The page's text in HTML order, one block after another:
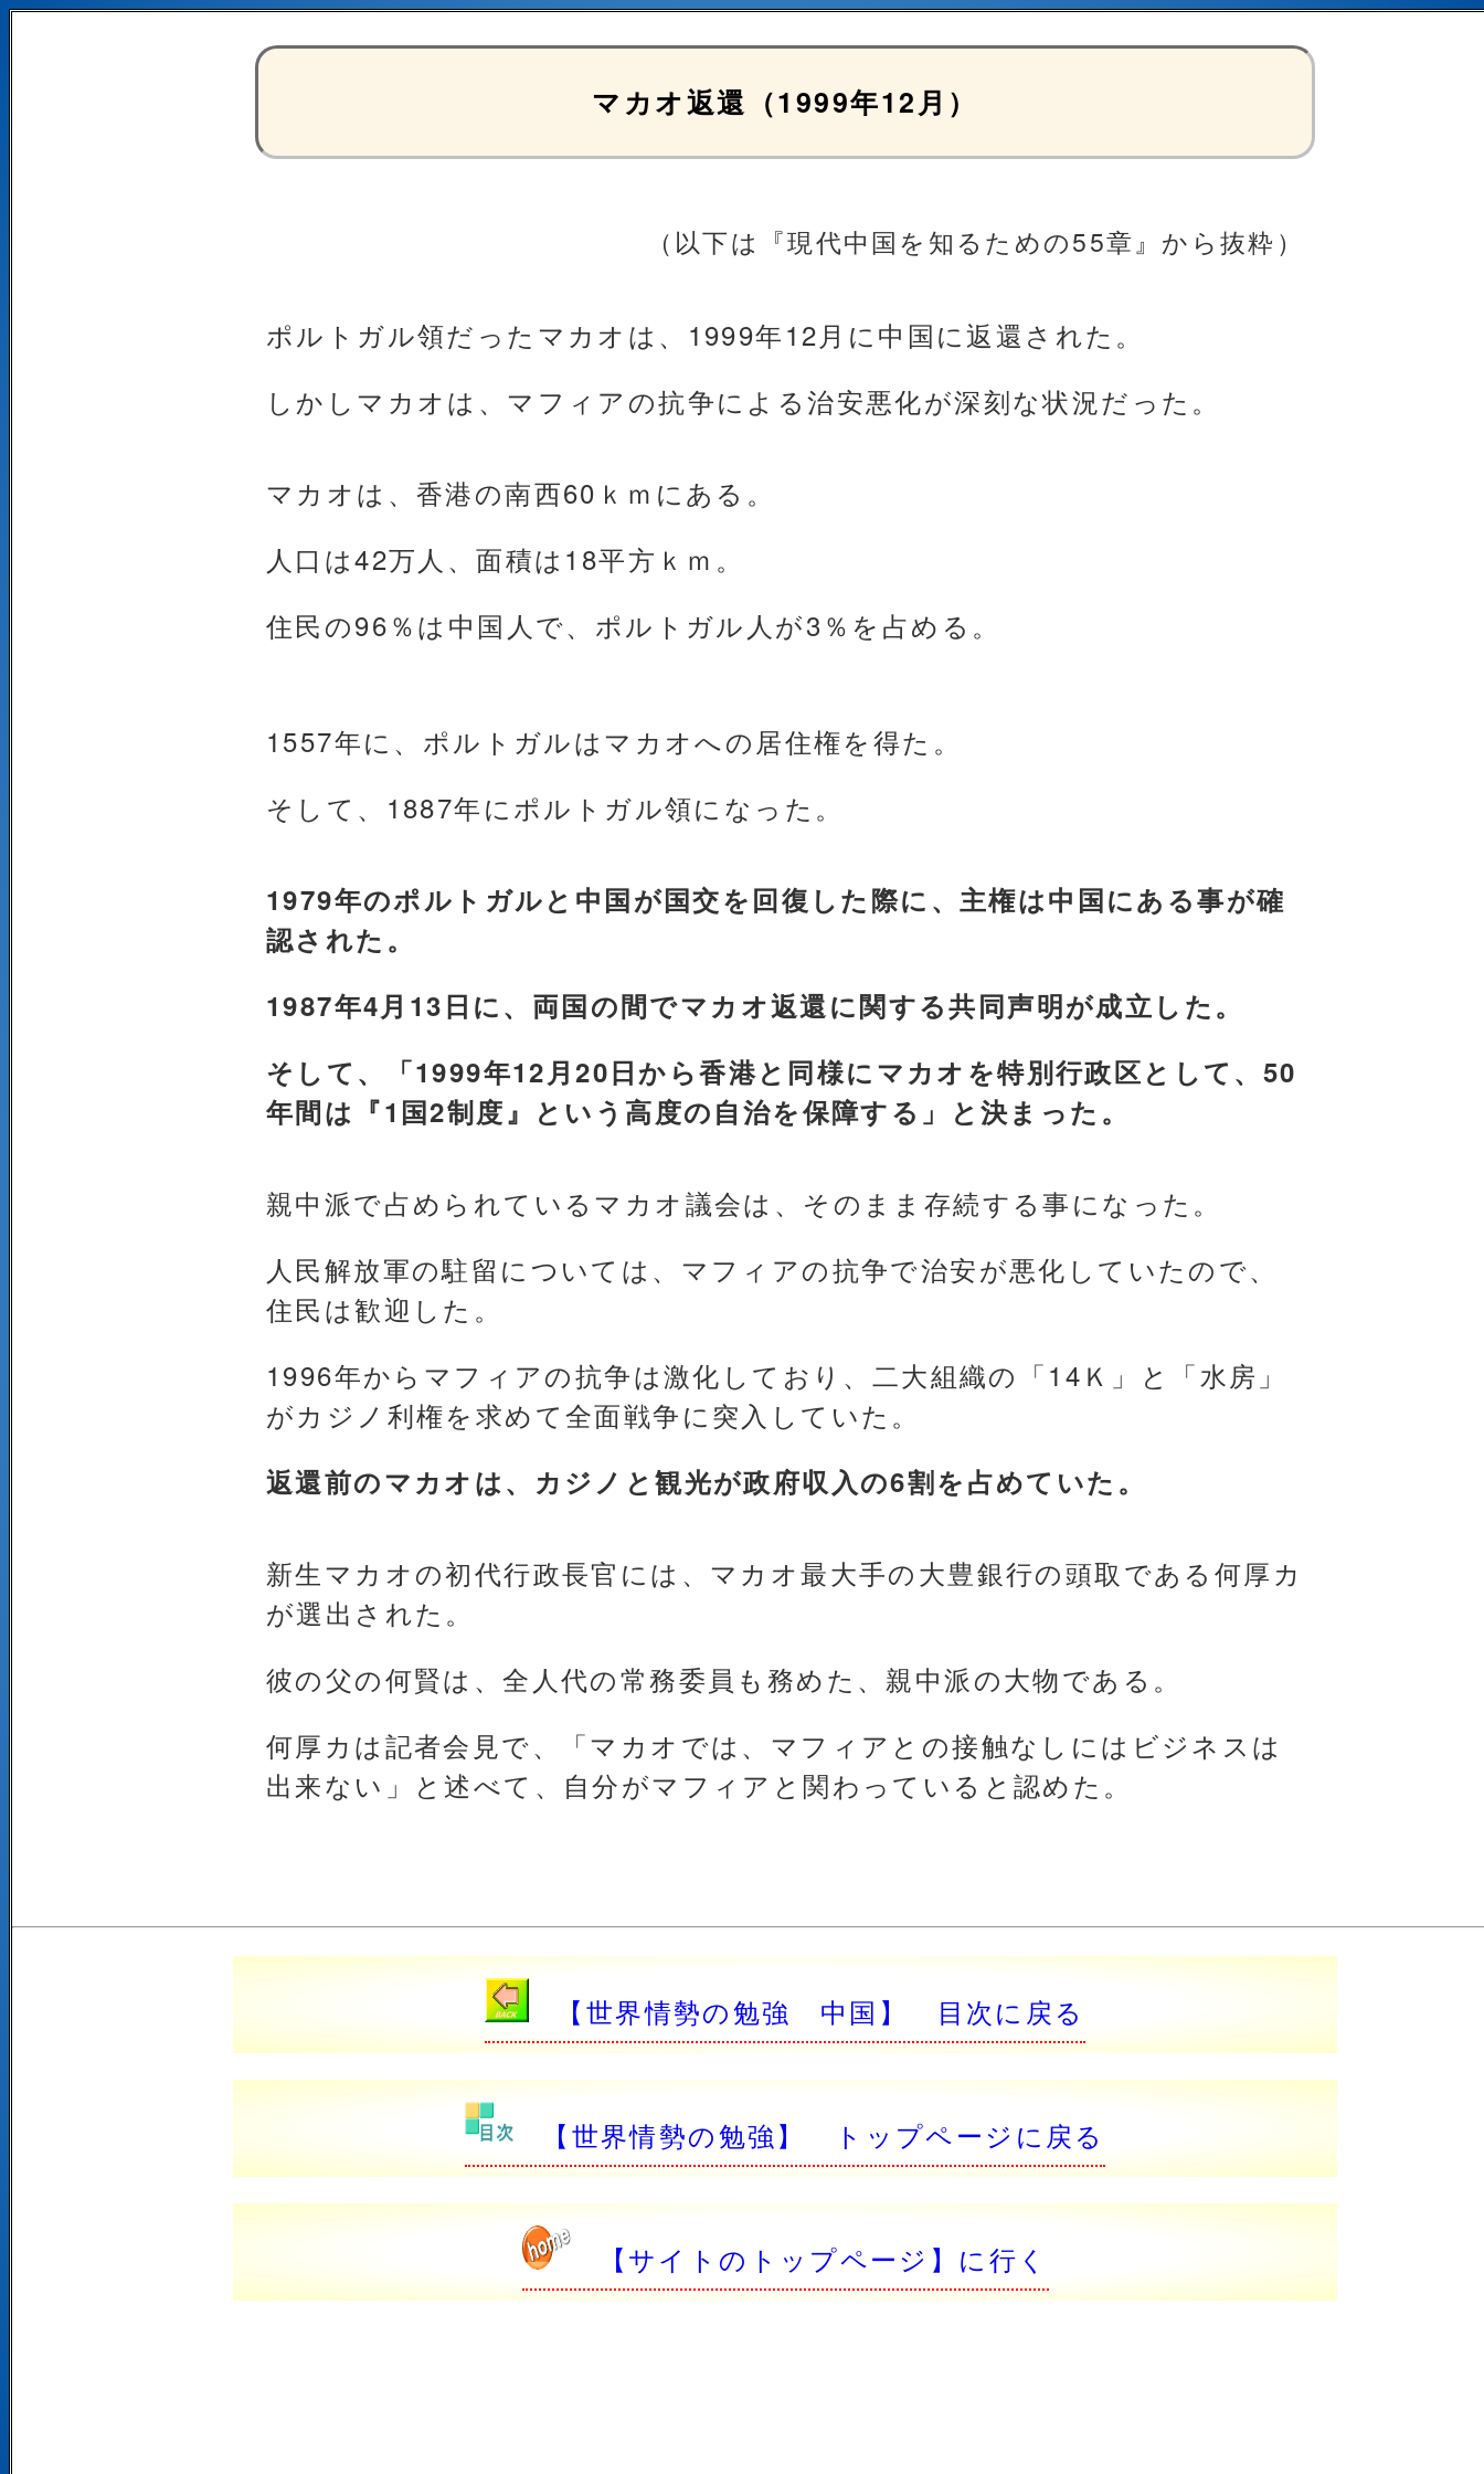
マカオ返還（1999年12月）
（以下は『現代中国を知るための55章』から抜粋）
ポルトガル領だったマカオは、1999年12月に中国に返還された。
しかしマカオは、マフィアの抗争による治安悪化が深刻な状況だった。
マカオは、香港の南西60ｋｍにある。
人口は42万人、面積は18平方ｋｍ。
住民の96％は中国人で、ポルトガル人が3％を占める。
1557年に、ポルトガルはマカオへの居住権を得た。
そして、1887年にポルトガル領になった。
1979年のポルトガルと中国が国交を回復した際に、主権は中国にある事が確
認された。
1987年4月13日に、両国の間でマカオ返還に関する共同声明が成立した。
そして、「1999年12月20日から香港と同様にマカオを特別行政区として、50
年間は『1国2制度』という高度の自治を保障する」と決まった。
親中派で占められているマカオ議会は、そのまま存続する事になった。
人民解放軍の駐留については、マフィアの抗争で治安が悪化していたので、
住民は歓迎した。
1996年からマフィアの抗争は激化しており、二大組織の「14Ｋ」と「水房」
がカジノ利権を求めて全面戦争に突入していた。
返還前のマカオは、カジノと観光が政府収入の6割を占めていた。
新生マカオの初代行政長官には、マカオ最大手の大豊銀行の頭取である何厚カ
が選出された。
彼の父の何賢は、全人代の常務委員も務めた、親中派の大物である。
何厚カは記者会見で、「マカオでは、マフィアとの接触なしにはビジネスは
出来ない」と述べて、自分がマフィアと関わっていると認めた。
【世界情勢の勉強 中国】 目次に戻る
【世界情勢の勉強】 トップページに戻る
【サイトのトップページ】に行く